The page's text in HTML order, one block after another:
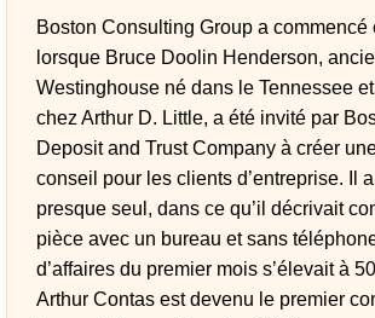
Boston Consulting Group a commencé
lorsque Bruce Doolin Henderson,
Westinghouse né dans le Tennessee
chez Arthur D. Little, a été invité par
Deposit and Trust Company à créer
conseil pour les clients d’entreprise. Il
presque seul, dans ce qu’il décrivait
pièce avec un bureau et sans
d’affaires du premier mois s’élevait à
Arthur Contas est devenu le premier